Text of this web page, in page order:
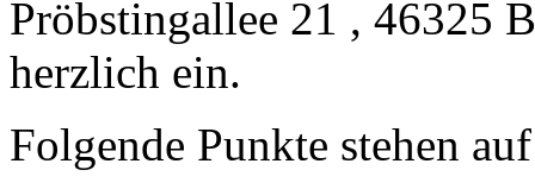
Pröbstingallee 21 , 46325
herzlich ein.
Folgende Punkte stehen